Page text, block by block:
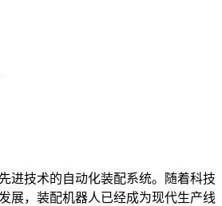
进技术的自动化装配系统。随着科技
展，装配机器人已经成为现代生产线